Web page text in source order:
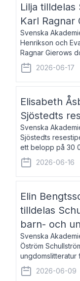
Lilja
Karl Ragnar
Svenska
Henrikson och
Ragnar Gierows
Cullhed, född
2026-06-17
Elisabeth
Sjöstedts
Svenska
Sjöstedts
ett belopp på 30
fri vistelse i
Åsbrink, född 1965
2026-06-16
Elin
tilldelas
barn- och
Svenska
Öström
kronor vardera.
och forskare i
2026-06-09